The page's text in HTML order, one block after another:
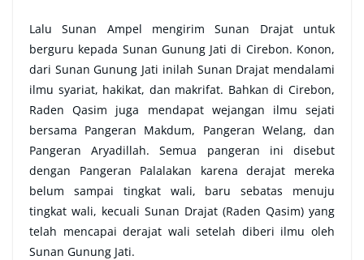
Lalu Sunan Ampel mengirim Sunan Drajat untuk
berguru kepada Sunan Gunung Jati di Cirebon. Konon,
dari Sunan Gunung Jati inilah Sunan Drajat mendalami
ilmu syariat, hakikat, dan makrifat. Bahkan di Cirebon,
Raden Qasim juga mendapat wejangan ilmu sejati
bersama Pangeran Makdum, Pangeran Welang, dan
Pangeran Aryadillah. Semua pangeran ini disebut
dengan Pangeran Palalakan karena derajat mereka
belum sampai tingkat wali, baru sebatas menuju
tingkat wali, kecuali Sunan Drajat (Raden Qasim) yang
telah mencapai derajat wali setelah diberi ilmu oleh
Sunan Gunung Jati.